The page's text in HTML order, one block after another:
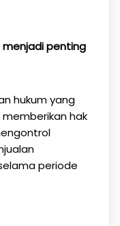
penting
hukum yang
hak
periode